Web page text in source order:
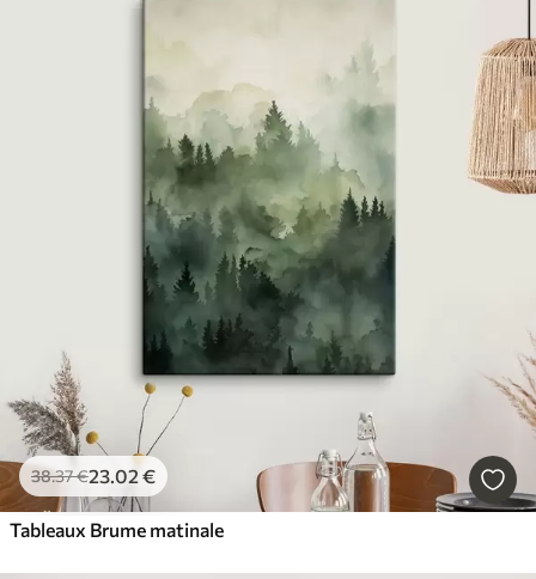
38.37€23.02 €
Tableaux Brume matinale